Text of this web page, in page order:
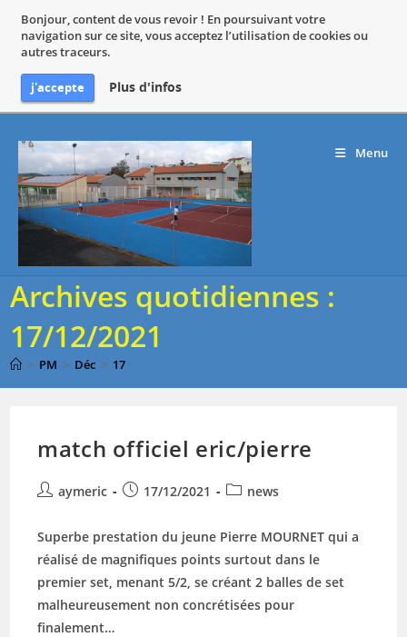
Bonjour, content de vous revoir ! En poursuivant votre
navigation sur ce site, vous acceptez l’utilisation de cookies ou
autres traceurs.
j'accepte Plus d'infos
content
Menu
Archives quotidiennes :
17/12/2021
> PM > Déc > 17
match officiel eric/pierre
Auteur/autrice
la
publication :
aymeric
Publication
17/12/2021
Postnews
Superbe prestation du jeune Pierre MOURNET qui a
réalisé de magnifiques points surtout dans le
premier set, menant 5/2, se créant 2 balles de set
malheureusement non concrétisées pour
finalement…